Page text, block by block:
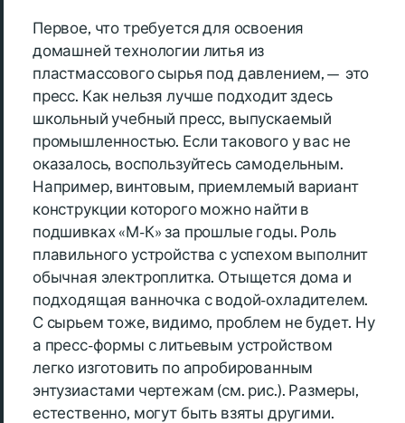
Первое, что требуется для освоения
домашней технологии литья из
пластмассового сырья под давлением,— это
пресс. Как нельзя лучше подходит здесь
школьный учебный пресс, выпускаемый
промышленностью. Если такового у вас не
оказалось, воспользуйтесь самодельным.
Например, винтовым, приемлемый вариант
конструкции которого можно найти в
подшивках «М-К» за прошлые годы. Роль
плавильного устройства с успехом выполнит
обычная электроплитка. Отыщется дома и
подходящая ванночка с водой-охладителем.
С сырьем тоже, видимо, проблем не будет. Ну
а пресс-формы с литьевым устройством
легко изготовить по апробированным
энтузиастами чертежам (см. рис.). Размеры,
естественно, могут быть взяты другими.